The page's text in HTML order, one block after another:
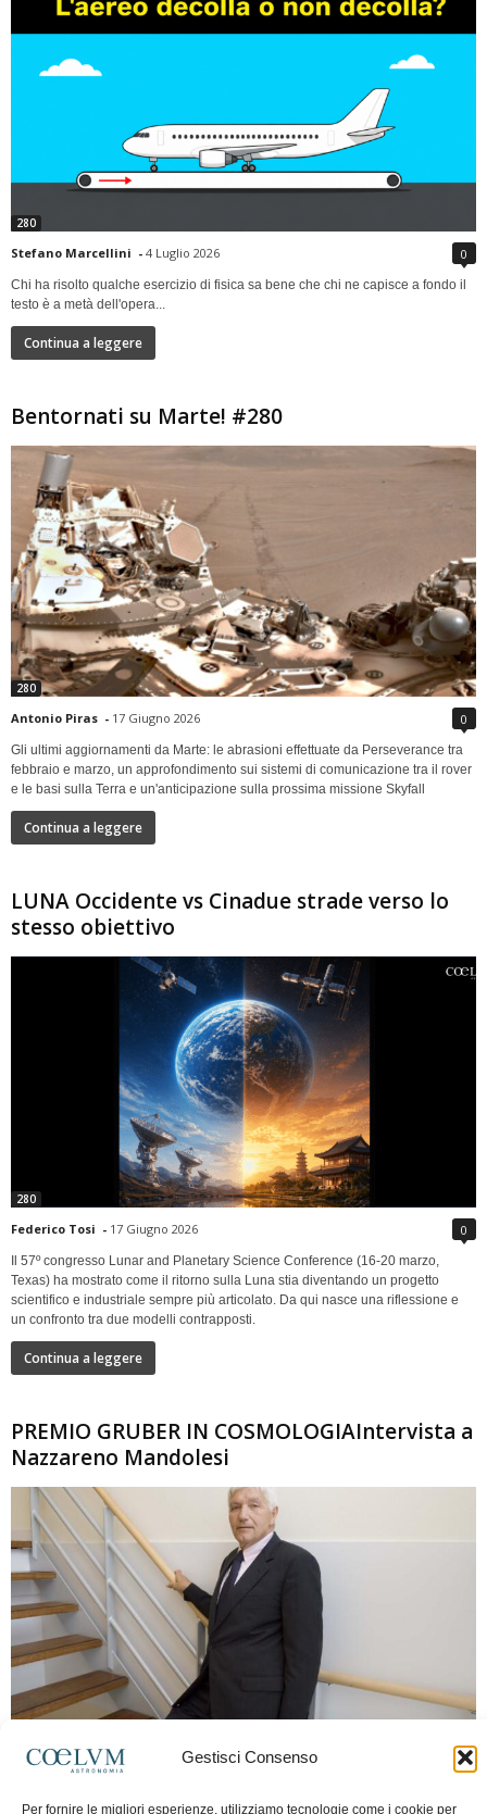
Gestisci Consenso
Per fornire le migliori esperienze, utilizziamo tecnologie come i cookie per
280
Stefano Marcellini - 4 Luglio 2026 0
Chi ha risolto qualche esercizio di fisica sa bene che chi ne capisce a fondo il
testo è a metà dell'opera...
Continua a leggere
Bentornati su Marte! #280
280
Antonio Piras - 17 Giugno 2026 0
Gli ultimi aggiornamenti da Marte: le abrasioni effettuate da Perseverance tra
febbraio e marzo, un approfondimento sui sistemi di comunicazione tra il rover
e le basi sulla Terra e un'anticipazione sulla prossima missione Skyfall
Continua a leggere
LUNA Occidente vs Cinadue strade verso lo
stesso obiettivo
280
Federico Tosi - 17 Giugno 2026 0
Il 57º congresso Lunar and Planetary Science Conference (16-20 marzo,
Texas) ha mostrato come il ritorno sulla Luna stia diventando un progetto
scientifico e industriale sempre più articolato. Da qui nasce una riflessione e
un confronto tra due modelli contrapposti.
Continua a leggere
PREMIO GRUBER IN COSMOLOGIAIntervista a
Nazzareno Mandolesi
Frida Paolella - 16 Giugno 2026 0
spaziale europea e della missione Planck. Il dialogo ripercorre i principali